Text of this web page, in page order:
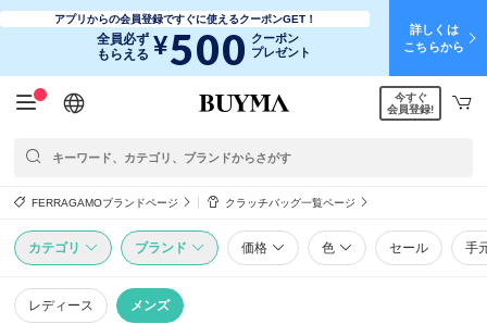
アプリからの会員登録ですぐに使えるクーポンGET！
全員必ず
もらえる ¥500 クーポン
プレゼント
詳しくは
こちらから
日本語
English
简体中文
繁體中文
今すぐ
会員登録!
FERRAGAMOブランドページ クラッチバッグ一覧ページ
カテゴリ ブランド 価格 色 セール 手
レディース メンズ